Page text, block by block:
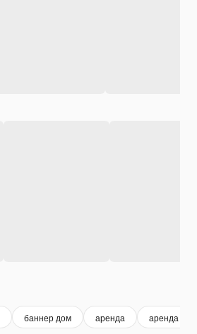
баннер дом аренда аренда